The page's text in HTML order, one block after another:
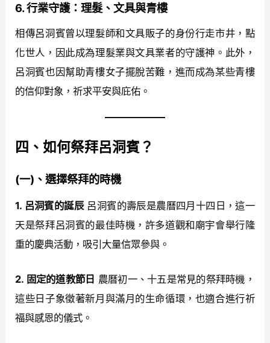
6. 行業守護：理髮、文具與青樓
相傳呂洞賓曾以理髮師和文具販子的身份行走市井，點
化世人，因此成為理髮業與文具業者的守護神。此外，
呂洞賓也因幫助青樓女子擺脫苦難，進而成為某些青樓
的信仰對象，祈求平安與庇佑。
四、如何祭拜呂洞賓？
(一)、選擇祭拜的時機
1. 呂洞賓的誕辰呂洞賓的壽辰是農曆四月十四日，這一
天是祭拜呂洞賓的最佳時機，許多道觀和廟宇會舉行隆
重的慶典活動，吸引大量信眾參與。
2. 固定的道教節日 農曆初一、十五是常見的祭拜時機，
這些日子象徵著新月與滿月的生命循環，也適合進行祈
福與感恩的儀式。